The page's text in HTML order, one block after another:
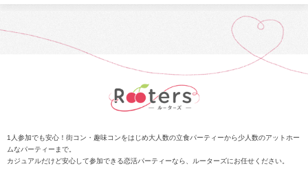
1人参加でも安心！街コン・趣味コンをはじめ大人数の立食パーティーから少人数のアットホー
ムなパーティーまで。
カジュアルだけど安心して参加できる恋活パーティーなら、ルーターズにお任せください。